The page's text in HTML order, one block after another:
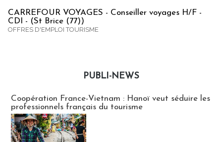
CARREFOUR VOYAGES - Conseiller voyages H/F -
CDI - (St Brice (77))
OFFRES D'EMPLOI TOURISME
PUBLI-NEWS
Coopération France-Vietnam : Hanoï veut séduire les
professionnels français du tourisme